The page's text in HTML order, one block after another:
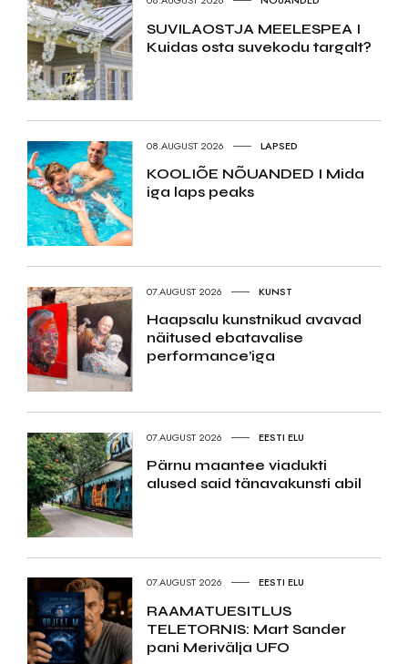
SUVILAOSTJA MEELESPEA I
Kuidas osta suvekodu targalt?
08.AUGUST 2026 LAPSED
KOOLIÕE NÕUANDED I Mida
iga laps peaks
07.AUGUST 2026 KUNST
Haapsalu kunstnikud avavad
näitused ebatavalise
performance’iga
07.AUGUST 2026 EESTI ELU
Pärnu maantee viadukti
alused said tänavakunsti abil
07.AUGUST 2026 EESTI ELU
RAAMATUESITLUS
TELETORNIS: Mart Sander
pani Merivälja UFO